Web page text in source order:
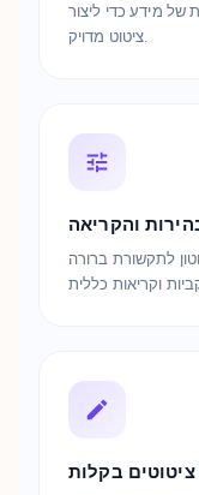
של מידע כדי ליצור
והקריאה
לתקשורת ברורה
בקלות